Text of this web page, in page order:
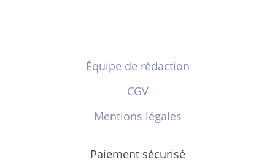
Équipe de rédaction
CGV
Mentions légales
Paiement sécurisé